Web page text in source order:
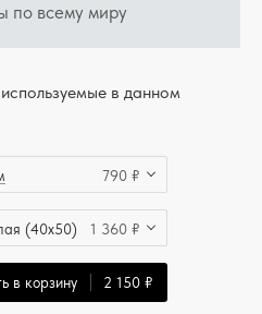
по всему миру
в данном
790 ₽
(40x50) 1 360 ₽
в корзину 2 150 ₽